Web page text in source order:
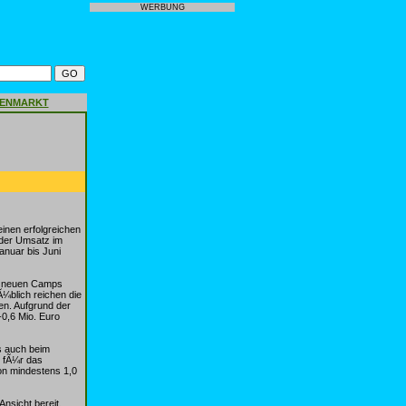
erfolgreichen
Umsatz im
bis Juni
Camps
reichen die
Aufgrund der
Mio. Euro
auch beim
fÃ¼r das
mindestens 1,0
bereit.
WERBUNG